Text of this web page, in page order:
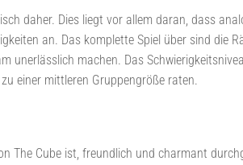
daher. Dies liegt vor allem daran, dass
an. Das komplette Spiel über sind die
unerlässlich machen. Das
einer mittleren Gruppengröße raten.
The Cube ist, freundlich und charmant